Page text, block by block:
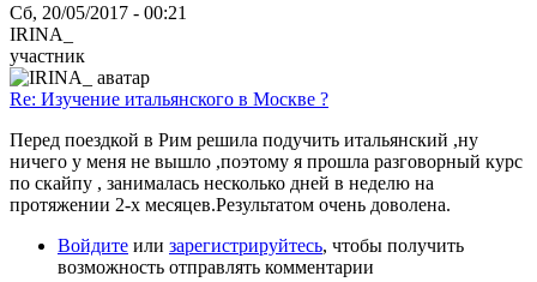
Сб, 20/05/2017 - 00:21
IRINA_
участник
Re: Изучение итальянского в Москве ?
Перед поездкой в Рим решила подучить итальянский ,ну
ничего у меня не вышло ,поэтому я прошла разговорный курс
по скайпу , занималась несколько дней в неделю на
протяжении 2-х месяцев.Результатом очень доволена.
Войдите или зарегистрируйтесь, чтобы получить
возможность отправлять комментарии